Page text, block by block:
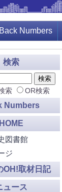
Back Numbers
検索
索 OR検索
Numbers
HOME
図書館
ジ
OH!取材日記
ュース